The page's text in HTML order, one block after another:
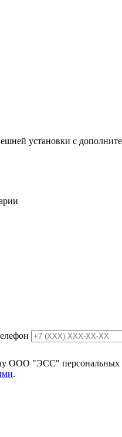
установки с
ООО "ЭСС" персональных
.